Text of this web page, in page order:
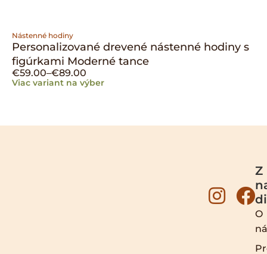
Nástenné hodiny
Personalizované drevené nástenné hodiny s
figúrkami Moderné tance
€59.00–€89.00
Viac variant na výber
Z
O